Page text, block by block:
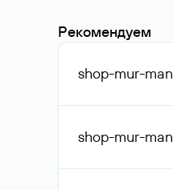
Рекомендуем
shop-mur-man
shop-mur-man